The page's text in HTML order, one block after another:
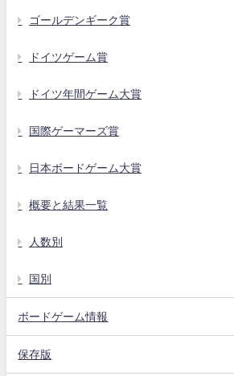
ゴールデンギーク賞
ドイツゲーム賞
ドイツ年間ゲーム大賞
国際ゲーマーズ賞
日本ボードゲーム大賞
概要と結果一覧
人数別
国別
ボードゲーム情報
保存版